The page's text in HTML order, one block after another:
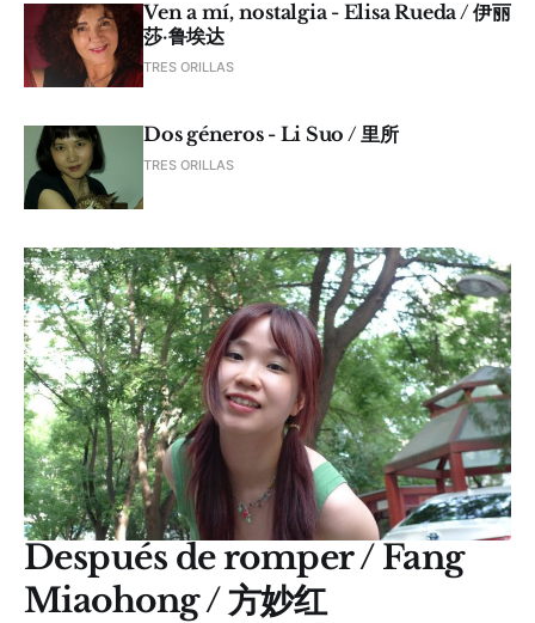
Ven a mí, nostalgia - Elisa Rueda / 伊丽
莎·鲁埃达
TRES ORILLAS
Dos géneros - Li Suo / 里所
TRES ORILLAS
Después de romper / Fang
Miaohong / 方妙红